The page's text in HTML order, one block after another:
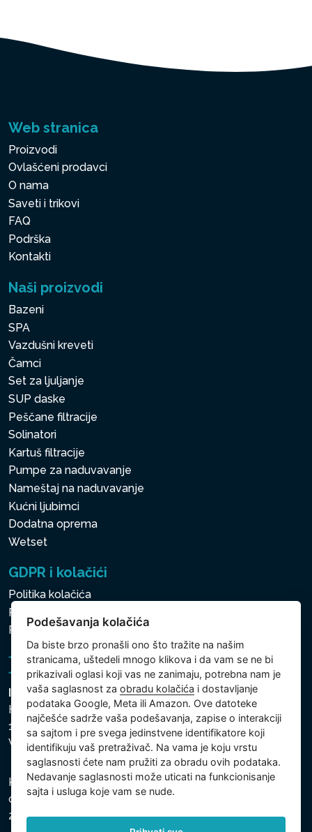
Web stranica
Proizvodi
Ovlašćeni prodavci
O nama
Saveti i trikovi
FAQ
Podrška
Kontakti
Naši proizvodi
Bazeni
SPA
Vazdušni kreveti
Čamci
Set za ljuljanje
SUP daske
Peščane filtracije
Solinatori
Kartuš filtracije
Pumpe za naduvavanje
Nameštaj na naduvavanje
Kućni ljubimci
Dodatna oprema
Wetset
GDPR i kolačići
Politika kolačića
Politika zaštite ličnih i drugih obrađivanih podataka
Politika kolačića
Intex Trading, s.r.o.
Hradecká 2526/3
130 00 Praha 3
Vinohrady - Česká republika
Kompanija je registrovana u Opštinskom sudu u Pragu,
odeljak C, uložak 74759, Identifikacioni broj kompanije:
26150808, Poreski identifikacioni broj: CZ26150808.
Podešavanja kolačića
Da biste brzo pronašli ono što tražite na našim
stranicama, uštedeli mnogo klikova i da vam se ne bi
prikazivali oglasi koji vas ne zanimaju, potrebna nam je
vaša saglasnost zaobradu kolačića i dostavljanje
podataka Google, Meta ili Amazon. Ove datoteke
najčešće sadrže vaša podešavanja, zapise o interakciji
sa sajtom i pre svega jedinstvene identifikatore koji
identifikuju vaš pretraživač. Na vama je koju vrstu
saglasnosti ćete nam pružiti za obradu ovih podataka.
Nedavanje saglasnosti može uticati na funkcionisanje
sajta i usluga koje vam se nude.